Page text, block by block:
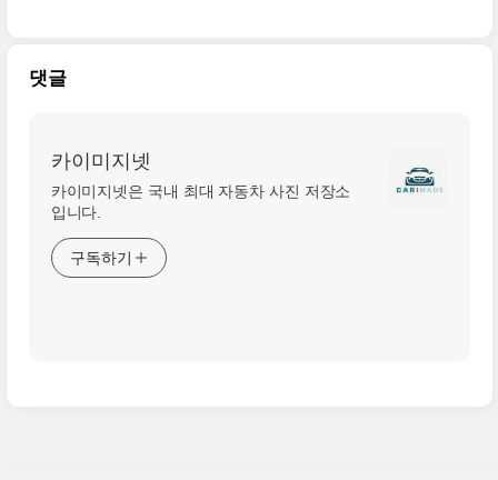
댓글
카이미지넷
카이미지넷은 국내 최대 자동차 사진 저장소
입니다.
구독하기